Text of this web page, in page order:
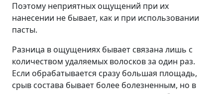
Поэтому неприятных ощущений при их
нанесении не бывает, как и при использовании
пасты.
Разница в ощущениях бывает связана лишь с
количеством удаляемых волосков за один раз.
Если обрабатывается сразу большая площадь,
срыв состава бывает более болезненным, но в